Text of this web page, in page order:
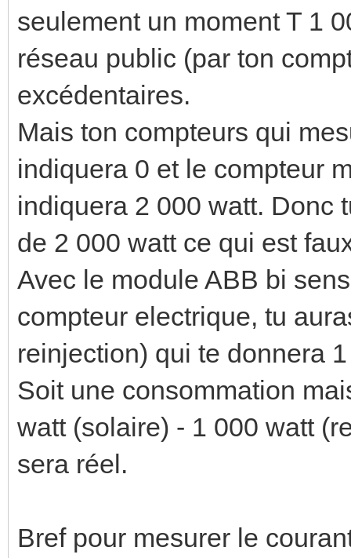
seulement un moment T 1
réseau public (par ton
excédentaires.
Mais ton compteurs qui
indiquera 0 et le compteur
indiquera 2 000 watt. Donc
de 2 000 watt ce qui est
Avec le module ABB bi
compteur electrique, tu
reinjection) qui te donnera
Soit une consommation
watt (solaire) - 1 000 watt
sera réel.
Bref pour mesurer le